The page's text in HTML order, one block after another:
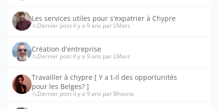
Les services utiles pour s'expatrier à Chypre
Dernier post il y a 9 ans par LMarc
Création d'entreprise
Dernier post il y a 9 ans par LMarc
Travailler à chypre [ Y a t-il des opportunités
pour les Belges? ]
Dernier post il y a 9 ans par Bhavna